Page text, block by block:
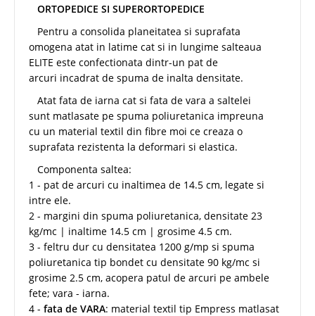
ORTOPEDICE SI SUPERORTOPEDICE
Pentru a consolida planeitatea si suprafata
omogena atat in latime cat si in lungime salteaua
ELITE este confectionata dintr-un pat de
arcuri incadrat de spuma de inalta densitate.
Atat fata de iarna cat si fata de vara a saltelei
sunt matlasate pe spuma poliuretanica impreuna
cu un material textil din fibre moi ce creaza o
suprafata rezistenta la deformari si elastica.
Componenta saltea:
1 - pat de arcuri cu inaltimea de 14.5 cm, legate si
intre ele.
2 - margini din spuma poliuretanica, densitate 23
kg/mc | inaltime 14.5 cm | grosime 4.5 cm.
3 - feltru dur cu densitatea 1200 g/mp si spuma
poliuretanica tip bondet cu densitate 90 kg/mc si
grosime 2.5 cm, acopera patul de arcuri pe ambele
fete; vara - iarna.
4 - fata de VARA: material textil tip Empress matlasat